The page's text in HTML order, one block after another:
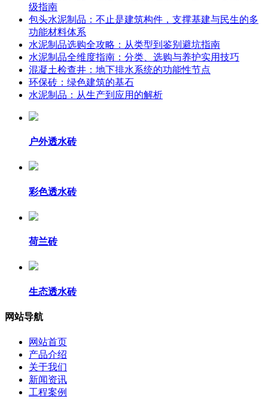
级指南
包头水泥制品：不止是建筑构件，支撑基建与民生的多
功能材料体系
水泥制品选购全攻略：从类型到鉴别避坑指南
水泥制品全维度指南：分类、选购与养护实用技巧
混凝土检查井：地下排水系统的功能性节点
环保砖：绿色建筑的基石
水泥制品：从生产到应用的解析
户外透水砖
彩色透水砖
荷兰砖
生态透水砖
网站导航
网站首页
产品介绍
关于我们
新闻资讯
工程案例